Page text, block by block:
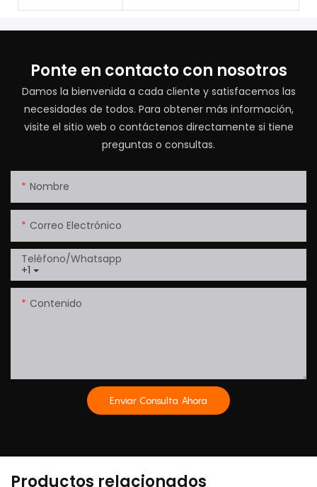
Ponte en contacto con nosotros
Damos la bienvenida a cada cliente y satisfacemos las
necesidades de todos. Para obtener más información,
visite el sitio web o contáctenos directamente si tiene
preguntas o consultas.
Nombre
Correo Electrónico
+1
Teléfono/whatsapp
Contenido
Enviar Consulta Ahora
Productos relacionados